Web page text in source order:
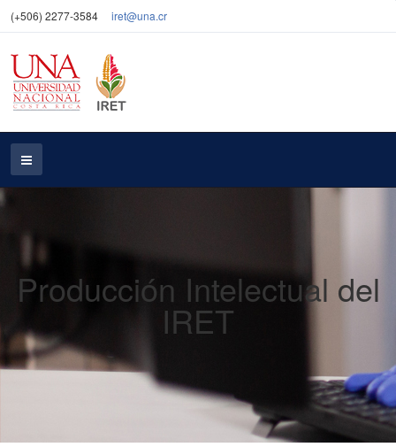
(+506) 2277-3584 iret@una.cr
Producción Intelectual del
IRET